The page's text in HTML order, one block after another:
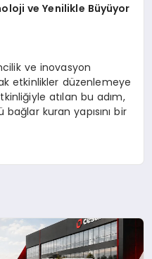
ve Yenilikle Büyüyor
ve inovasyon
etkinlikler düzenlemeye
atılan bu adım,
kuran yapısını bir